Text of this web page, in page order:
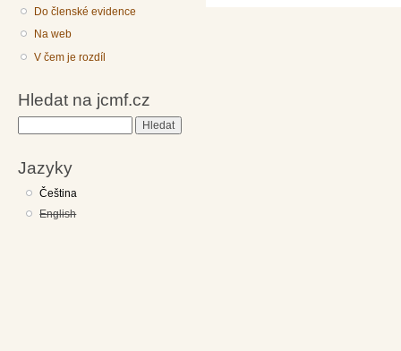
Do členské evidence
Na web
V čem je rozdíl
Hledat na jcmf.cz
Jazyky
Čeština
English